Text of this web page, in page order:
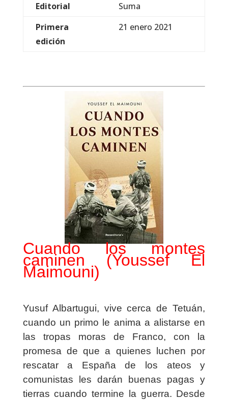
Editorial
Suma
Primera
edición
21 enero 2021
Cuando los montes
caminen (Youssef El
Maimouni)
Yusuf Albartugui, vive cerca de Tetuán,
cuando un primo le anima a alistarse en
las tropas moras de Franco, con la
promesa de que a quienes luchen por
rescatar a España de los ateos y
comunistas les darán buenas pagas y
tierras cuando termine la guerra. Desde